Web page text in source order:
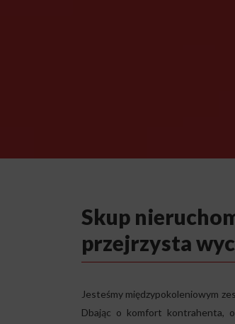
Skup
przejrzysta
Jesteśmy międzypokoleniowym
Dbając o komfort kontrahenta,